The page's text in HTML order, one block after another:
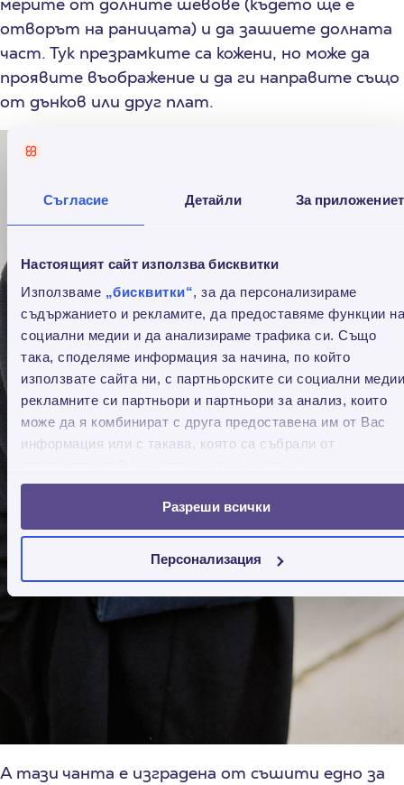
Съгласие Детайли За
Настоящият сайт използва бисквитки
Използваме „бисквитки“, за да персонализираме
съдържанието и рекламите, да предоставяме функции на
социални медии и да анализираме трафика си. Също
така, споделяме информация за начина, по който
използвате сайта ни, с партньорските си социални
рекламните си партньори и партньори за анализ, които
може да я комбинират с друга предоставена им от Вас
информация или с такава, която са събрали от
Разреши всички
Персонализация
отворът на раницата) и да зашиете долната
част. Тук презрамките са кожени, но може да
проявите въображение и да ги направите също
от дънков или друг плат.
А тази чанта е изградена от съшити едно за